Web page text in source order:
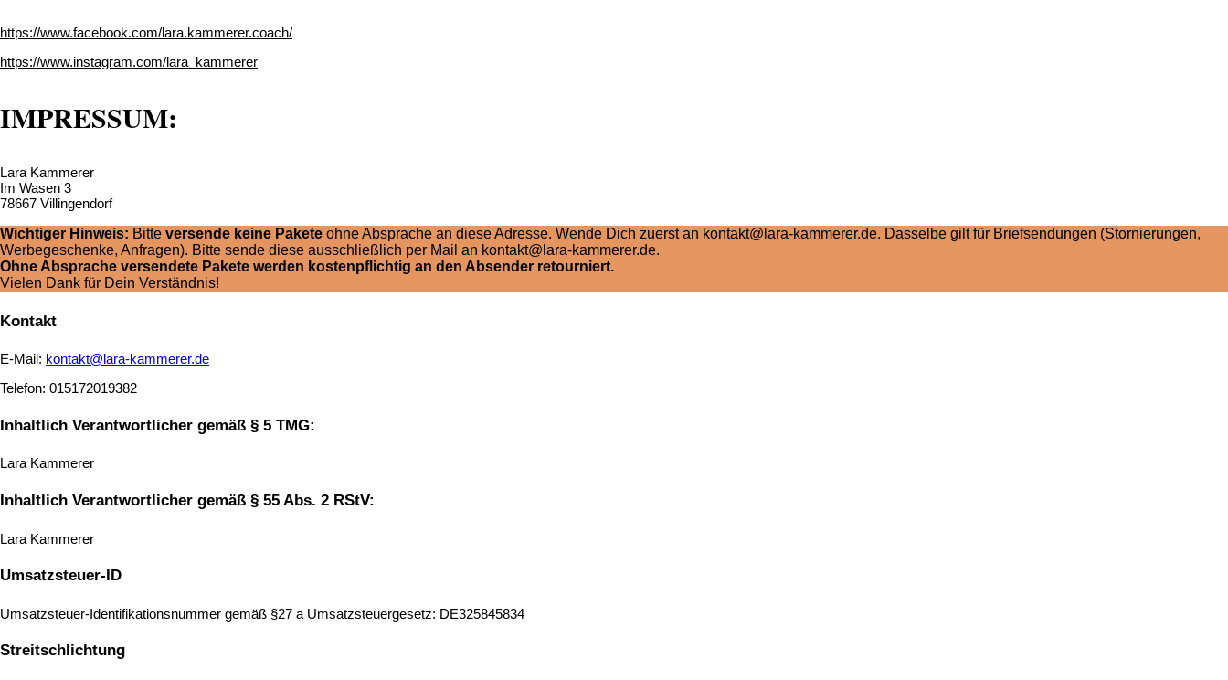
https://www.facebook.com/lara.kammerer.coach/
https://www.instagram.com/lara_kammerer
IMPRESSUM:
Lara Kammerer
Im Wasen 3
78667 Villingendorf
Wichtiger Hinweis: Bitte versende keine Pakete ohne Absprache an diese Adresse. Wende Dich zuerst an kontakt@lara-kammerer.de. Dasselbe gilt für Briefsendungen (Stornierungen,
Werbegeschenke, Anfragen). Bitte sende diese ausschließlich per Mail an kontakt@lara-kammerer.de.
Ohne Absprache versendete Pakete werden kostenpflichtig an den Absender retourniert.
Vielen Dank für Dein Verständnis!
Kontakt
E-Mail: kontakt@lara-kammerer.de
Telefon: 015172019382
Inhaltlich Verantwortlicher gemäß § 5 TMG:
Lara Kammerer
Inhaltlich Verantwortlicher gemäß § 55 Abs. 2 RStV:
Lara Kammerer
Umsatzsteuer-ID
Umsatzsteuer-Identifikationsnummer gemäß §27 a Umsatzsteuergesetz: DE325845834
Streitschlichtung